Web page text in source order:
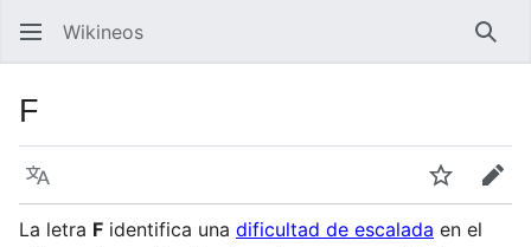
Wikineos
F
Idioma Vigilar
La letra F identifica una dificultad de escalada en el